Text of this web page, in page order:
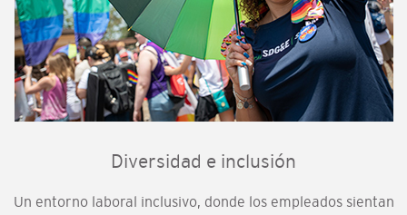
Diversidad e inclusión
Un entorno laboral inclusivo, donde los empleados sientan